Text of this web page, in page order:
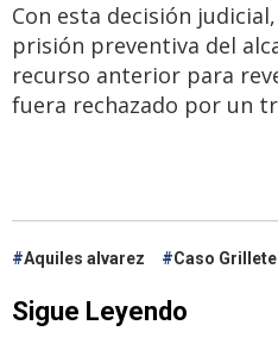
Con esta decisión
prisión preventiva del
recurso anterior para
fuera rechazado por un
Aquiles alvarez Caso Grillete
Sigue Leyendo